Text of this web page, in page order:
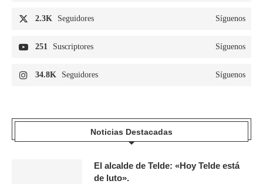
2.3K Seguidores Síguenos
251 Suscriptores Síguenos
34.8K Seguidores Síguenos
Noticias Destacadas
El alcalde de Telde: «Hoy Telde está
de luto».